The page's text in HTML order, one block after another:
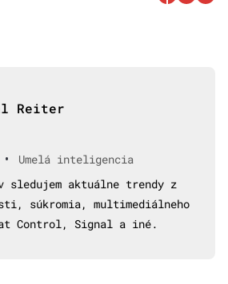
Reiter
•
Umelá inteligencia
sledujem aktuálne trendy z
súkromia, multimediálneho
Control, Signal a iné.